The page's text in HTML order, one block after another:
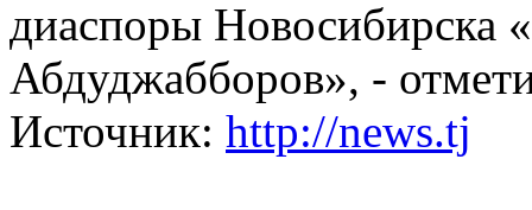
диаспоры Новосибирска
Абдуджабборов», -
Источник: http://news.tj